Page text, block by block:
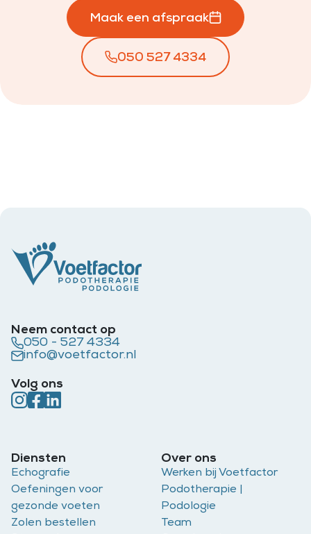
Maak een afspraak
050 527 4334
Neem contact op
050 - 527 4334
info@voetfactor.nl
Volg ons
Diensten
Echografie
Oefeningen voor
gezonde voeten
Zolen bestellen
Over ons
Werken bij Voetfactor
Podotherapie |
Podologie
Team